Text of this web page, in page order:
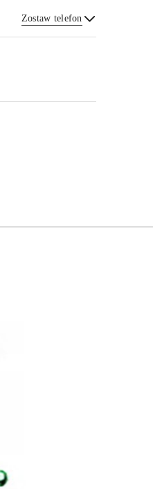
Zostaw telefon
Wyślij